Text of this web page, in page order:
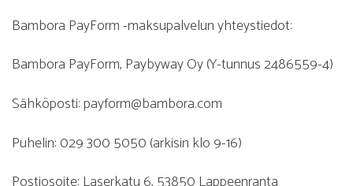
Bambora PayForm -maksupalvelun yhteystiedot:
Bambora PayForm, Paybyway Oy (Y-tunnus 2486559-4)
Sähköposti: payform@bambora.com
Puhelin: 029 300 5050 (arkisin klo 9-16)